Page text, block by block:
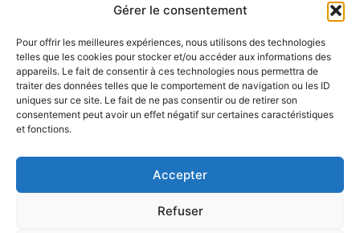
Gérer le consentement
Pour offrir les meilleures expériences, nous utilisons des technologies
telles que les cookies pour stocker et/ou accéder aux informations des
appareils. Le fait de consentir à ces technologies nous permettra de
traiter des données telles que le comportement de navigation ou les ID
uniques sur ce site. Le fait de ne pas consentir ou de retirer son
consentement peut avoir un effet négatif sur certaines caractéristiques
et fonctions.
Accepter
Refuser
27 septembre 2020